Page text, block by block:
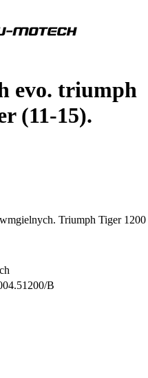
evo. triumph
(11-15).
Triumph Tiger 1200
B